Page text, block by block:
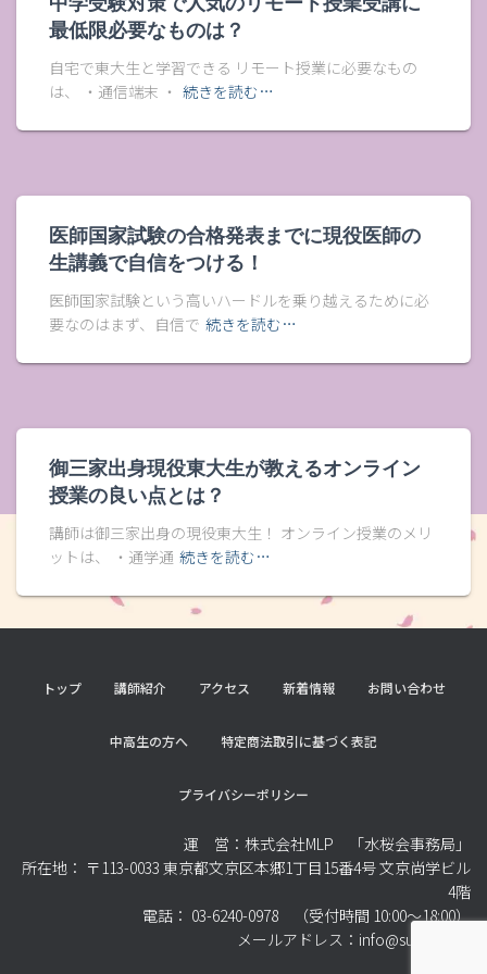
最低限必要なものは？
自宅で東大生と学習できる リモート授業に必要なもの
は、 ・通信端末 ・ 続きを読む…
医師国家試験の合格発表までに現役医師の
生講義で自信をつける！
医師国家試験という高いハードルを乗り越えるために必
要なのはまず、自信で 続きを読む…
御三家出身現役東大生が教えるオンライン
授業の良い点とは？
講師は御三家出身の現役東大生！ オンライン授業のメリ
ットは、 ・通学通 続きを読む…
トップ 講師紹介 アクセス 新着情報 お問い合わせ
中高生の方へ 特定商法取引に基づく表記
プライバシーポリシー
運 営：株式会社MLP 「水桜会事務局」
所在地： 〒113-0033 東京都文京区本郷1丁目15番4号 文京尚学ビル
4階
電話： 03-6240-0978 （受付時間 10:00～18:00）
メールアドレス：info@suiohkai.jp